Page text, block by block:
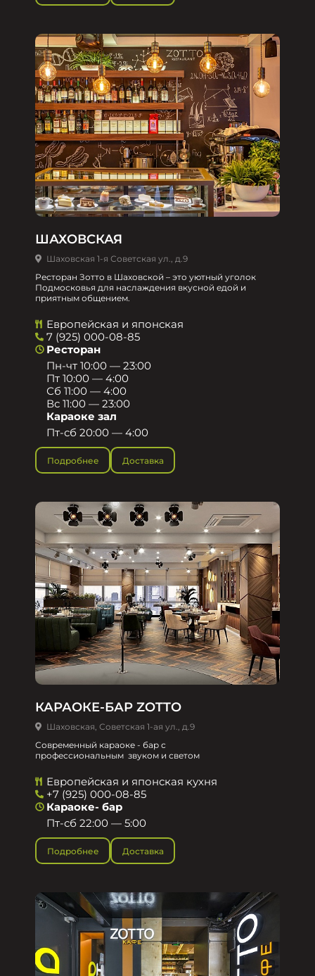
ШАХОВСКАЯ
Шаховская 1-я Советская ул., д.9
Ресторан Зотто в Шаховской – это уютный уголок
Подмосковья для наслаждения вкусной едой и
приятным общением.​
Европейская и японская
7 (925) 000-08-85
Ресторан
Пн-чт 10:00 — 23:00
Пт 10:00 — 4:00
Сб 11:00 — 4:00
Вс 11:00 — 23:00
Караоке зал
Пт-сб 20:00 — 4:00
Подробнее Доставка
КАРАОКЕ-БАР ZOTTO
Шаховская, Советская 1-ая ул., д.9
Современный караоке - бар с
профессиональным звуком и светом
Европейская и японская кухня
+7 (925) 000-08-85
Караоке- бар
Пт-сб 22:00 — 5:00
Подробнее Доставка